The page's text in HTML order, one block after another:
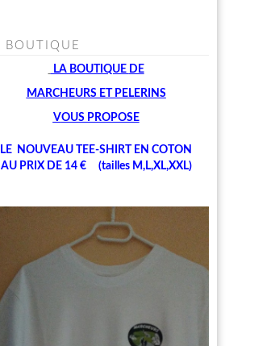
BOUTIQUE
LA BOUTIQUE DE
MARCHEURS ET PELERINS
VOUS PROPOSE
LE NOUVEAU TEE-SHIRT EN COTON
AU PRIX DE 14 € (tailles M,L,XL,XXL)